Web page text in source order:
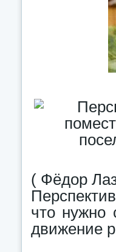
( Фёдор
что нужно
движение